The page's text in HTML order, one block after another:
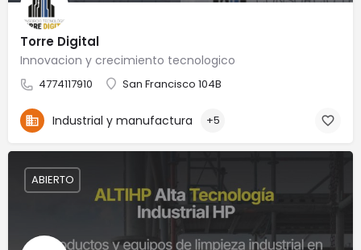
Torre Digital
Innovacion y crecimiento tecnologico
4774117910 San Francisco 104B
Industrial y manufactura +5
ABIERTO